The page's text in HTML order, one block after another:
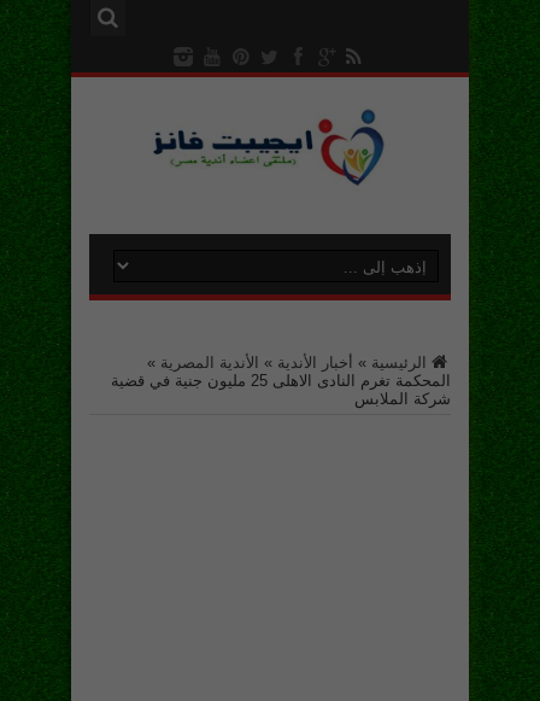
الرئيسية » أخبار الأندية » الأندية المصرية »
المحكمة تغرم النادى الاهلى 25 مليون جنية في قضية
شركة الملابس